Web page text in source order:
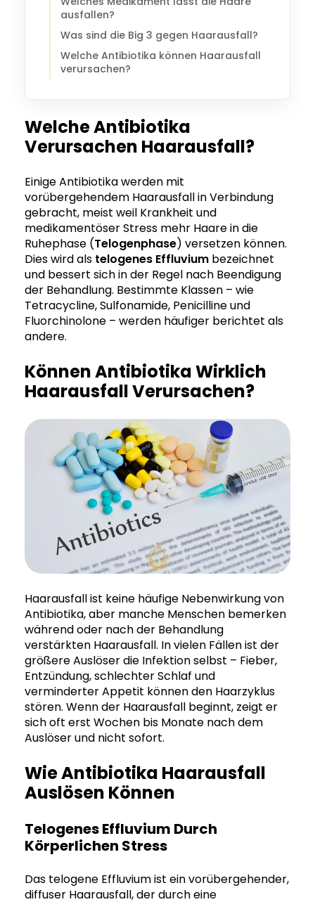
ausfallen?
Was sind die Big 3 gegen Haarausfall?
Welche Antibiotika können Haarausfall
verursachen?
Welche Antibiotika
Verursachen Haarausfall?
Einige Antibiotika werden mit
vorübergehendem Haarausfall in Verbindung
gebracht, meist weil Krankheit und
medikamentöser Stress mehr Haare in die
Ruhephase (Telogenphase) versetzen können.
Dies wird als telogenes Effluvium bezeichnet
und bessert sich in der Regel nach Beendigung
der Behandlung. Bestimmte Klassen – wie
Tetracycline, Sulfonamide, Penicilline und
Fluorchinolone – werden häufiger berichtet als
andere.
Können Antibiotika Wirklich
Haarausfall Verursachen?
Haarausfall ist keine häufige Nebenwirkung von
Antibiotika, aber manche Menschen bemerken
während oder nach der Behandlung
verstärkten Haarausfall. In vielen Fällen ist der
größere Auslöser die Infektion selbst – Fieber,
Entzündung, schlechter Schlaf und
verminderter Appetit können den Haarzyklus
stören. Wenn der Haarausfall beginnt, zeigt er
sich oft erst Wochen bis Monate nach dem
Auslöser und nicht sofort.
Wie Antibiotika Haarausfall
Auslösen Können
Telogenes Effluvium Durch
Körperlichen Stress
Das telogene Effluvium ist ein vorübergehender,
diffuser Haarausfall, der durch eine